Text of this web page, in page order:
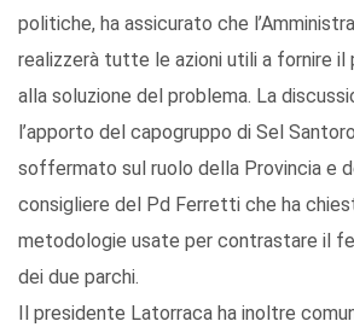
politiche, ha assicurato che
realizzerà tutte le azioni utili a fornire il
alla soluzione del problema. La
l’apporto del capogruppo di Sel
soffermato sul ruolo della Provincia e
consigliere del Pd Ferretti che ha
metodologie usate per contrastare il
dei due parchi.
Il presidente Latorraca ha inoltre